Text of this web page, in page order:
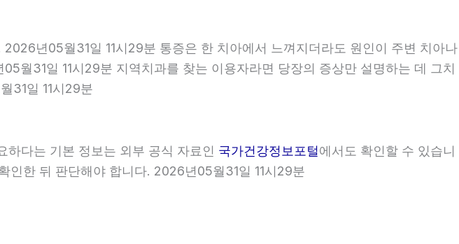
년05월31일 11시29분 통증은 한 치아에서 느껴지더라도 원인이 주변 치아나
월31일 11시29분 지역치과를 찾는 이용자라면 당장의 증상만 설명하는 데 그치
31일 11시29분
다는 기본 정보는 외부 공식 자료인 국가건강정보포털에서도 확인할 수 있습니
인한 뒤 판단해야 합니다. 2026년05월31일 11시29분